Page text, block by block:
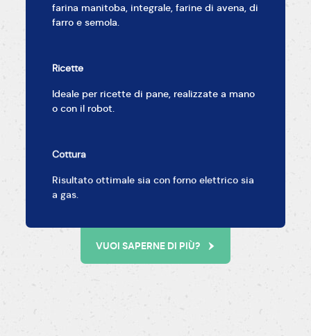
farina manitoba, integrale, farine di avena, di
farro e semola.
Ricette
Ideale per ricette di pane, realizzate a mano
o con il robot.
Cottura
Risultato ottimale sia con forno elettrico sia
a gas.
VUOI SAPERNE DI PIÙ?